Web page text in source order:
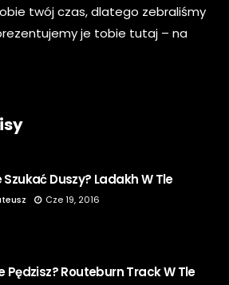
twój czas, dlatego zebraliśmy
je tobie tutaj – na
Szukać Duszy? Ladakh W Tle
Cze 19, 2016
Pędzisz? Routeburn Track W Tle